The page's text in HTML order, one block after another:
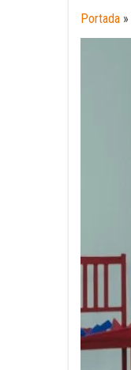
Portada »